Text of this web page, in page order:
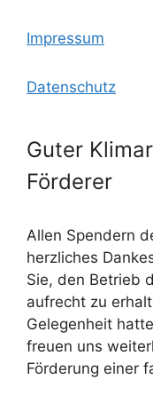
Impressum
Datenschutz
Guter
Förderer
Allen Spendern
herzliches
Sie, den Betrieb
aufrecht zu
Gelegenheit
freuen uns
Förderung einer